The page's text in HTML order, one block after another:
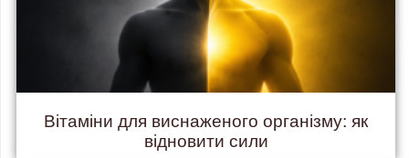
Вітаміни для виснаженого організму: як
відновити сили